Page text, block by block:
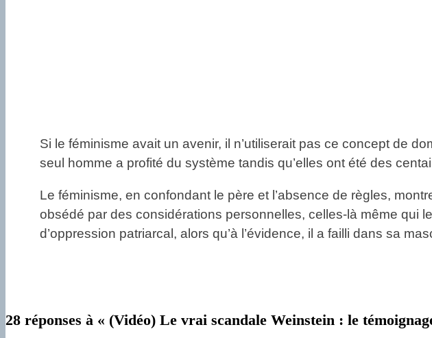
Si le féminisme avait un avenir, il n’utiliserait pas ce concept de
seul homme a profité du système tandis qu’elles ont été des
Le féminisme, en confondant le père et l’absence de règles,
obsédé par des considérations personnelles, celles-là même qui
d’oppression patriarcal, alors qu’à l’évidence, il a failli dans sa
28 réponses à « (Vidéo) Le vrai scandale Weinstein : le